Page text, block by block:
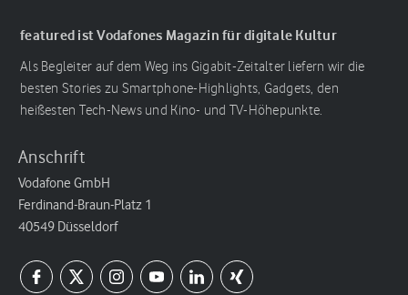
featured ist Vodafones Magazin für digitale Kultur
Als Begleiter auf dem Weg ins Gigabit-Zeitalter liefern wir die
besten Stories zu Smartphone-Highlights, Gadgets, den
heißesten Tech-News und Kino- und TV-Höhepunkte.
Anschrift
Vodafone GmbH
Ferdinand-Braun-Platz 1
40549 Düsseldorf